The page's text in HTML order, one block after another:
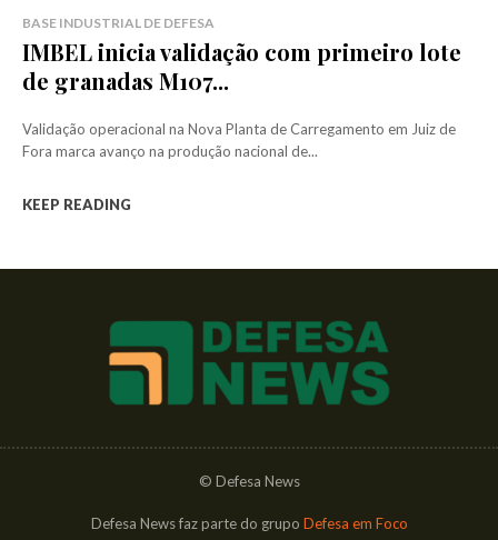
BASE INDUSTRIAL DE DEFESA
IMBEL inicia validação com primeiro lote
de granadas M107...
Validação operacional na Nova Planta de Carregamento em Juiz de
Fora marca avanço na produção nacional de...
KEEP READING
© Defesa News
Defesa News faz parte do grupo Defesa em Foco